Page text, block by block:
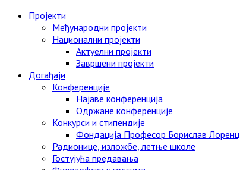
Skip
Пројекти
Међународни пројекти
Национални пројекти
Актуелни пројекти
Завршени пројекти
Догађаји
Конференције
Најаве конференција
Одржане конференције
Конкурси и стипендије
Фондација Професор Борислав Лоренц
Радионице, изложбе, летње школе
Гостујућа предавања